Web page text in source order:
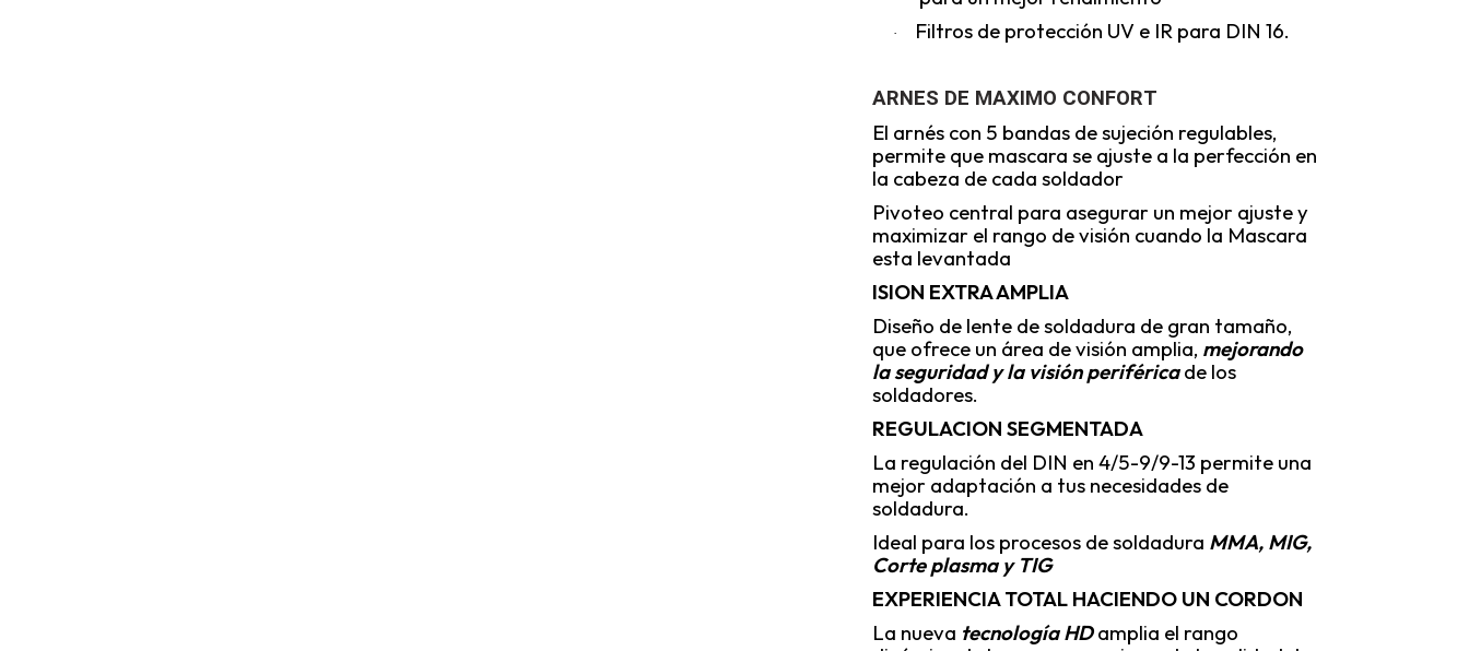
· Filtros de protección UV e IR para DIN 16.
ARNES DE MAXIMO CONFORT
El arnés con 5 bandas de sujeción regulables,
permite que mascara se ajuste a la perfección en
la cabeza de cada soldador
Pivoteo central para asegurar un mejor ajuste y
maximizar el rango de visión cuando la Mascara
esta levantada
ISION EXTRA AMPLIA
Diseño de lente de soldadura de gran tamaño,
que ofrece un área de visión amplia, mejorando
la seguridad y la visión periférica de los
soldadores.
REGULACION SEGMENTADA
La regulación del DIN en 4/5-9/9-13 permite una
mejor adaptación a tus necesidades de
soldadura.
Ideal para los procesos de soldadura MMA, MIG,
Corte plasma y TIG
EXPERIENCIA TOTAL HACIENDO UN CORDON
La nueva tecnología HDamplia el rango